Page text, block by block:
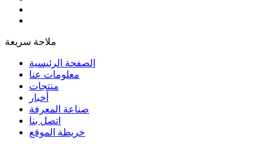
ملاحة سريعة
الصفحة الرئيسية
معلومات عنا
منتجات
أخبار
صناعة المعرفة
اتصل بنا
خريطة الموقع